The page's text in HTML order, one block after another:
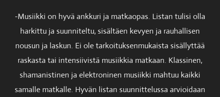
-Musiikki on hyvä ankkuri ja matkaopas. Listan tulisi olla
harkittu ja suunniteltu, sisältäen kevyen ja rauhallisen
nousun ja laskun. Ei ole tarkoituksenmukaista sisällyttää
raskasta tai intensiivistä musiikkia matkaan. Klassinen,
shamanistinen ja elektroninen musiikki mahtuu kaikki
samalle matkalle. Hyvän listan suunnittelussa arvioidaan